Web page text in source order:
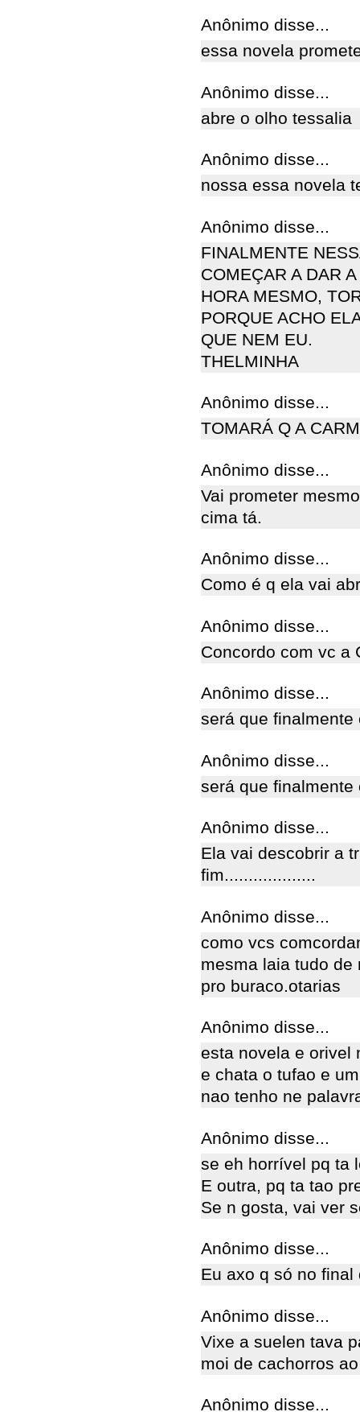
Anônimo disse...
essa novela
Anônimo disse...
abre o olho tessalia
Anônimo disse...
nossa essa novela
Anônimo disse...
FINALMENTE
COMEÇAR A DAR
HORA MESMO,
PORQUE ACHO
QUE NEM EU.
THELMINHA
Anônimo disse...
TOMARÁ Q A
Anônimo disse...
Vai prometer
cima tá.
Anônimo disse...
Como é q ela vai
Anônimo disse...
Concordo com vc a
Anônimo disse...
será que
Anônimo disse...
será que
Anônimo disse...
Ela vai descobrir a
fim...................
Anônimo disse...
como vcs
mesma laia tudo de
pro buraco.otarias
Anônimo disse...
esta novela e orivel
e chata o tufao e
nao tenho ne
Anônimo disse...
se eh horrível pq ta
E outra, pq ta tao
Se n gosta, vai ver
Anônimo disse...
Eu axo q só no final
Anônimo disse...
Vixe a suelen tava
moi de cachorros
Anônimo disse...